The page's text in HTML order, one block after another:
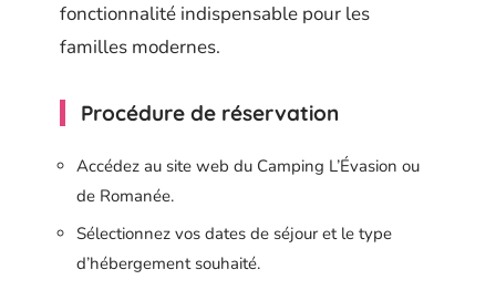
fonctionnalité indispensable pour les
familles modernes.
Procédure de réservation
Accédez au site web du Camping L’Évasion ou
de Romanée.
Sélectionnez vos dates de séjour et le type
d’hébergement souhaité.